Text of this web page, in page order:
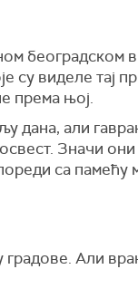
београдском
су виделе тај
према њој.
дана, али
Значи
са памећу
Али